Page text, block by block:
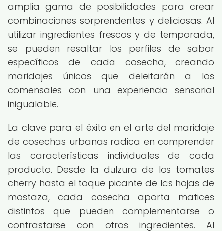
amplia gama de posibilidades para crear
combinaciones sorprendentes y deliciosas. Al
utilizar ingredientes frescos y de temporada,
se pueden resaltar los perfiles de sabor
específicos de cada cosecha, creando
maridajes únicos que deleitarán a los
comensales con una experiencia sensorial
inigualable.
La clave para el éxito en el arte del maridaje
de cosechas urbanas radica en comprender
las características individuales de cada
producto. Desde la dulzura de los tomates
cherry hasta el toque picante de las hojas de
mostaza, cada cosecha aporta matices
distintos que pueden complementarse o
contrastarse con otros ingredientes. Al